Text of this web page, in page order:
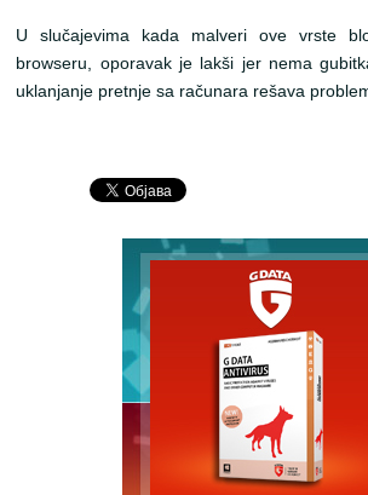
U slučajevima kada malveri ove vrste
browseru, oporavak je lakši jer nema
uklanjanje pretnje sa računara rešava